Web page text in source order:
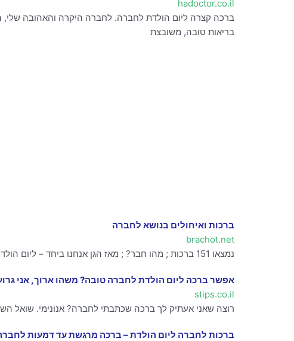
hadoctor.co.il
ברכה קצרה ליום הולדת לחברה. לחברה היקרה והאהובה
בריאות טובה, משובצת
ברכות ואיחולים בנושא לחברה
brachot.net
נמצאו 151 ברכות ; מהו חבר? ; מאז הגן אנחנו ביחד – ליום הולדת של חברה הכי טובה ; יום הולדת לחברה טובה ; תודה על רגעים נפלאים – ברכה לחברה טובה.
אפשר ברכה ליום הולדת לחברה טובה? משהו ארוך, אני
stips.co.il
רוצה שאני אעתיק לך ברכה שכתבתי לחברה? אנונימי. שואל
ברכות לחברה ליום הולדת – ברכה מרגשת עד דמעות